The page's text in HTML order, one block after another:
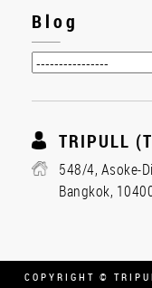
Blog
TRIPULL
548/4, Asoke-
Bangkok,
COPYRIGHT ©